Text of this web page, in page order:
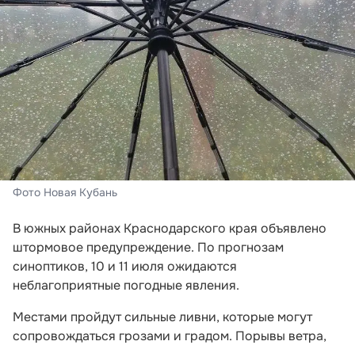
Фото Новая Кубань
В южных районах Краснодарского края объявлено
штормовое предупреждение. По прогнозам
синоптиков, 10 и 11 июля ожидаются
неблагоприятные погодные явления.
Местами пройдут сильные ливни, которые могут
сопровождаться грозами и градом. Порывы ветра,